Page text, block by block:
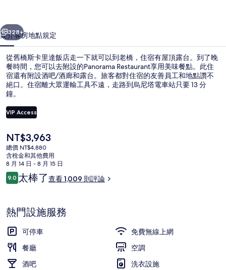
店
的
相
片
集
個 下一個
328+
簡介客房地點規定
從舊橋斯卡里達飯店走一下就可以到老橋，住宿有屋頂露台。到了晚
餐時間，您可以去附設的Panorama Restaurant享用美味餐點。此住
宿還有附設酒吧/酒廊和露台。旅客都對住宿的友善員工和地點讚不
絕口。住宿離大眾運輸工具不遠，走路到烏尼塔電車站只要 13 分
鐘。
VIP Access
目
前
的
價
格
是
NT$3,963
總價 NT$4,880
含稅金和其他費用
8 月 14 日 - 8 月 15 日
評
論
9.09.0 分，滿分 10 分，
太棒了查看 1,009 則評論
熱門設施服務
可停車
免費無線上網
餐廳
空調
酒吧
洗衣設施